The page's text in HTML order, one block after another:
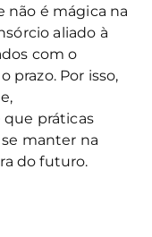
não é mágica na
aliado à
com o
Por isso,
práticas
manter na
do futuro.